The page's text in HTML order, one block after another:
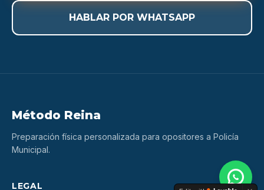
HABLAR POR WHATSAPP
Método Reina
Preparación física personalizada para opositores a Policía
Municipal.
LEGAL